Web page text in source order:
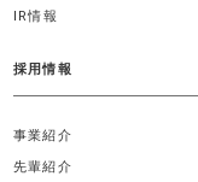
IR情報
採用情報
事業紹介
先輩紹介